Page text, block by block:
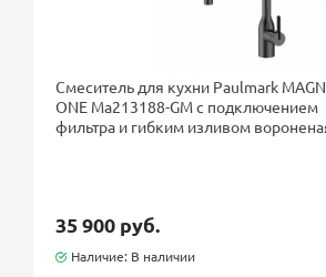
Смеситель для кухни Paulmark
ONE Ma213188-GM с подключением
фильтра и гибким изливом
35 900 руб.
Наличие: В наличии